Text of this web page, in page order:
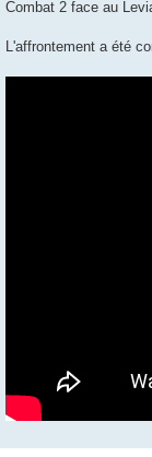
Combat 2 face au
L'affrontement a été